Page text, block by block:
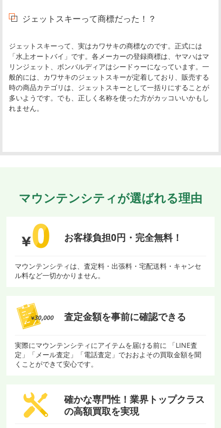
ジェットスキーって商標だった！？
ジェットスキーって、実はカワサキの商標なのです。正式には
「水上オートバイ」です。各メーカーの登録商標は、ヤマハはマ
リンジェット、ボンバルディアはシードゥーになっています。一
般的には、カワサキのジェットスキーが定着しており、販売する
時の商品カテゴリは、ジェットスキーとして一括りにすることが
多いようです。でも、正しく名称を使った方がカッコいいかもし
れません。
マウンテンシティが選ばれる理由
お客様負担0円・ 完全無料！
マウンテンシティは、査定料・出張料・宅配送料・キャンセ
ル料など一切かかりません。
査定金額を事前に確認できる
実際にマウンテンシティにアイテムを届ける前に 「LINE査
定」「メール査定」「電話査定」でおおよその買取金額を聞
くことができて安心です。
確かな専門性！ 業界トップクラス
の高額買取を実現